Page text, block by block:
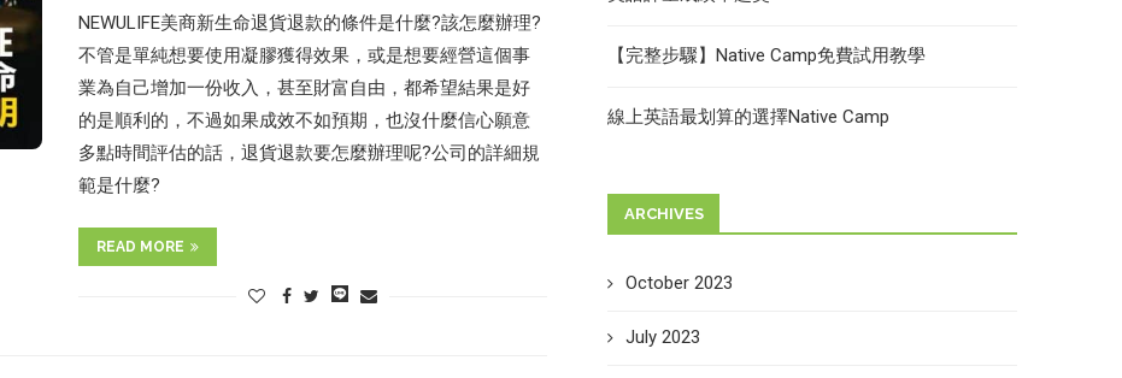
NEWULIFE美商新生命退貨退款的條件是什麼?該怎麼辦理?
不管是單純想要使用凝膠獲得效果，或是想要經營這個事
業為自己增加一份收入，甚至財富自由，都希望結果是好
的是順利的，不過如果成效不如預期，也沒什麼信心願意
多點時間評估的話，退貨退款要怎麼辦理呢?公司的詳細規
範是什麼?
READ MORE
【完整步驟】Native Camp免費試用教學
線上英語最划算的選擇Native Camp
ARCHIVES
October 2023
July 2023